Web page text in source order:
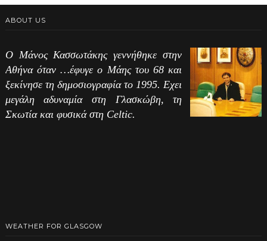
ABOUT US
Ο Μάνος Κασσωτάκης γεννήθηκε στην
Αθήνα όταν …έφυγε ο Μάης του 68 και
ξεκίνησε τη δημοσιογραφία το 1995. Εχει
μεγάλη αδυναμία στη Γλασκώβη, τη
Σκωτία και φυσικά στη Celtic.
WEATHER FOR GLASGOW